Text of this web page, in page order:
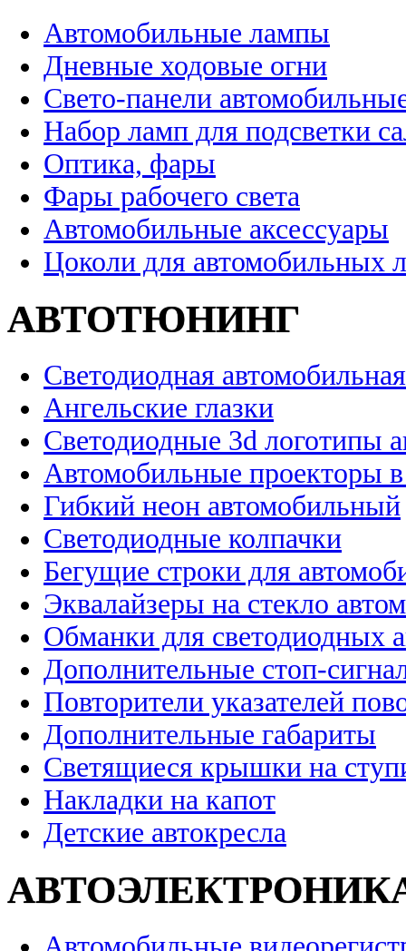
Автомобильные лампы
Дневные ходовые огни
Свето-панели
Набор ламп для подсветки
Оптика, фары
Фары рабочего света
Автомобильные аксессуары
Цоколи для автомобильных
АВТОТЮНИНГ
Светодиодная
Ангельские глазки
Светодиодные 3d логотипы
Автомобильные проекторы
Гибкий неон автомобильный
Светодиодные колпачки
Бегущие строки для
Эквалайзеры на стекло
Обманки для светодиодных
Дополнительные стоп-
Повторители указателей
Дополнительные габариты
Светящиеся крышки на
Накладки на капот
Детские автокресла